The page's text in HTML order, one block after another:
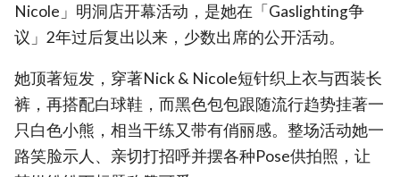
Nicole」明洞店开幕活动，是她在「Gaslighting争
议」2年过后复出以来，少数出席的公开活动。
她顶著短发，穿著Nick & Nicole短针织上衣与西装长
裤，再搭配白球鞋，而黑色包包跟随流行趋势挂著一
只白色小熊，相当干练又带有俏丽感。整场活动她一
路笑脸示人、亲切打招呼并摆各种Pose供拍照，让